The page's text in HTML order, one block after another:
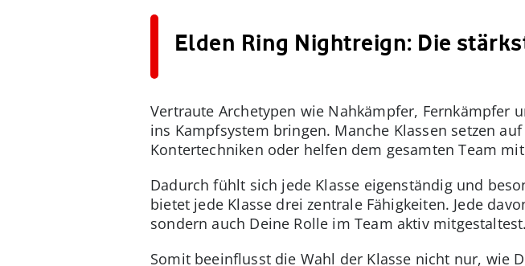
Elden Ring Nightreign: Die
Vertraute Archetypen wie Nahkämpfer, Fernkämpfer
ins Kampfsystem bringen. Manche Klassen setzen
Kontertechniken oder helfen dem gesamten Team
Dadurch fühlt sich jede Klasse eigenständig und
bietet jede Klasse drei zentrale Fähigkeiten. Jede
sondern auch Deine Rolle im Team aktiv mitgestaltest.
Somit beeinflusst die Wahl der Klasse nicht nur, wie